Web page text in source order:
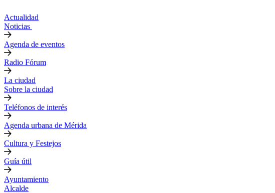
Actualidad
Noticias
Agenda de eventos
Radio Fórum
La ciudad
Sobre la ciudad
Teléfonos de interés
Agenda urbana de Mérida
Cultura y Festejos
Guía útil
Ayuntamiento
Alcalde